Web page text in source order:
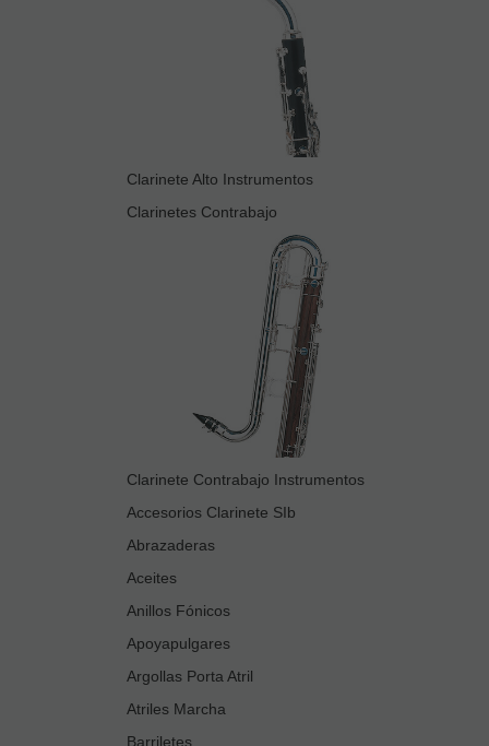
Clarinete Alto Instrumentos
Clarinetes Contrabajo
Clarinete Contrabajo Instrumentos
Accesorios Clarinete SIb
Abrazaderas
Aceites
Anillos Fónicos
Apoyapulgares
Argollas Porta Atril
Atriles Marcha
Barriletes